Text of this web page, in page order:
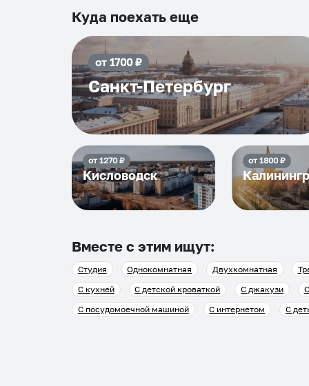
Куда поехать еще
от 1700₽
Санкт-Петербург
от 1270₽
Кисловодск
от 1800₽
Вместе с этим ищут:
Студия Однокомнатная Двухкомнатная
С кухней
С детской кроваткой С джакузи
С посудомоечной машиной
С интернетом С